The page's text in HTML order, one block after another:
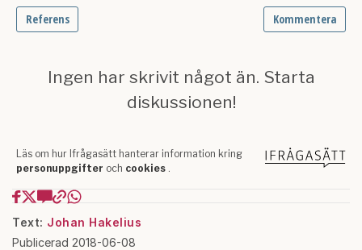
Text: Johan Hakelius
Publicerad 2018-06-08